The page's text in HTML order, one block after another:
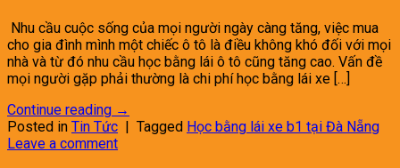
Nhu cầu cuộc sống của mọi người ngày càng tăng, việc mua
cho gia đình mình một chiếc ô tô là điều không khó đối với mọi
nhà và từ đó nhu cầu học bằng lái ô tô cũng tăng cao. Vấn đề
mọi người gặp phải thường là chi phí học bằng lái xe […]
Continue reading →
Posted in Tin Tức Tagged Học bằng lái xe b1 tại Đà Nẵng
Leave a comment